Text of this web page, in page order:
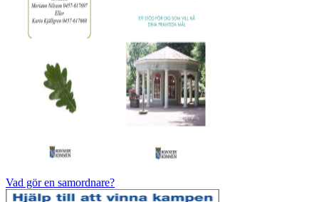
Vad gör en samordnare?